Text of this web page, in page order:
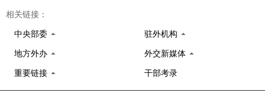
相关链接：
中央部委 驻外机构
地方外办 外交新媒体
重要链接 干部考录